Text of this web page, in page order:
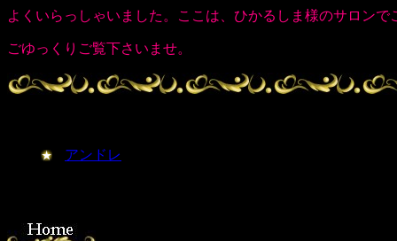
よくいらっしゃいました。ここは、ひかるしま様のサロンで
ごゆっくりご覧下さいませ。
アンドレ